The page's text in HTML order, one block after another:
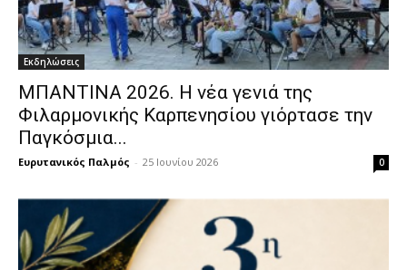
Εκδηλώσεις
ΜΠΑΝΤΙΝΑ 2026. Η νέα γενιά της
Φιλαρμονικής Καρπενησίου γιόρτασε την
Παγκόσμια...
Ευρυτανικός Παλμός - 25 Ιουνίου 2026 0